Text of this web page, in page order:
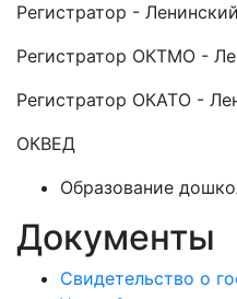
Регистратор -
Регистратор ОКТМО -
Регистратор ОКАТО -
ОКВЕД
Образование
Документы
Свидетельство о